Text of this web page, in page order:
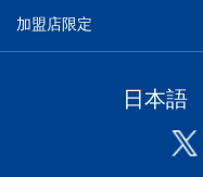
加盟店限定
日本語